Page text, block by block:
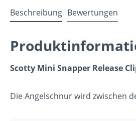
Beschreibung Bewertungen
Scotty Mini Snapper Release
Die Angelschnur wird zwischen